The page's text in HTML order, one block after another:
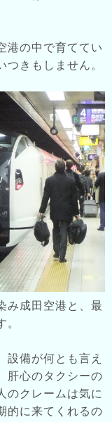
港の中で育ててい
つきもしません。
み成田空港と、最
。
設備が何とも言え
肝心のタクシーの
のクレームは気に
的に来てくれるの